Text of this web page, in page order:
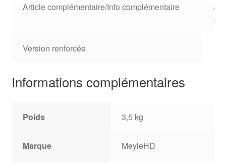
Article complémentaire/Info complémentaire
Version renforcée
Informations complémentaires
Poids 3,5 kg
Marque MeyleHD